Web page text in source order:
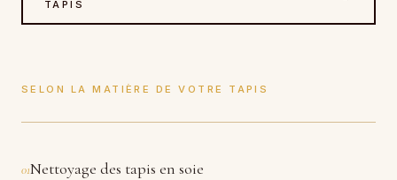
TAPIS
SELON LA MATIÈRE DE VOTRE TAPIS
01Nettoyage des tapis en soie